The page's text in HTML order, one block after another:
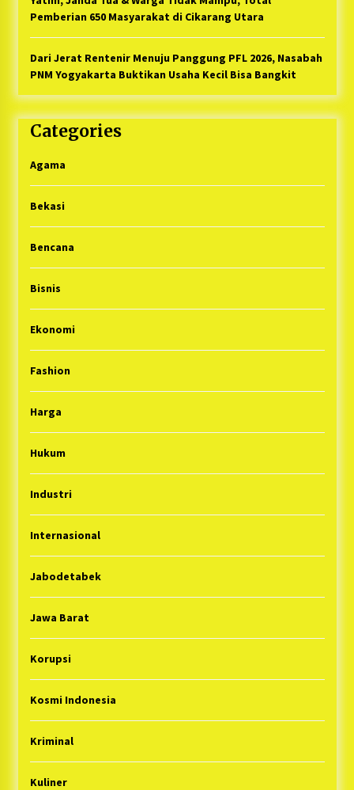
Pemberian 650 Masyarakat di Cikarang Utara
Dari Jerat Rentenir Menuju Panggung PFL 2026, Nasabah
PNM Yogyakarta Buktikan Usaha Kecil Bisa Bangkit
Categories
Agama
Bekasi
Bencana
Bisnis
Ekonomi
Fashion
Harga
Hukum
Industri
Internasional
Jabodetabek
Jawa Barat
Korupsi
Kosmi Indonesia
Kriminal
Kuliner